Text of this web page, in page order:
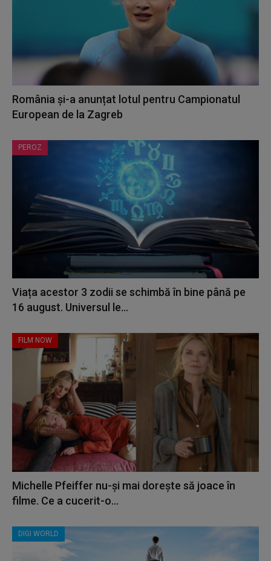
România și-a anunțat lotul pentru Campionatul
European de la Zagreb
PEROZ
Viața acestor 3 zodii se schimbă în bine până pe
16 august. Universul le...
FILM NOW
Michelle Pfeiffer nu-și mai dorește să joace în
filme. Ce a cucerit-o...
DIGI WORLD